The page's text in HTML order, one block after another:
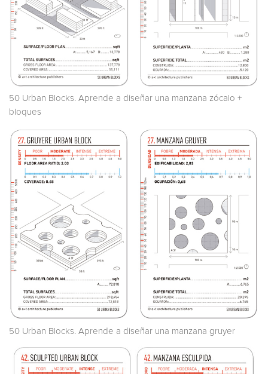
50 Urban Blocks. Aprende a diseñar una manzana zócalo +
bloques
50 Urban Blocks. Aprende a diseñar una manzana gruyer